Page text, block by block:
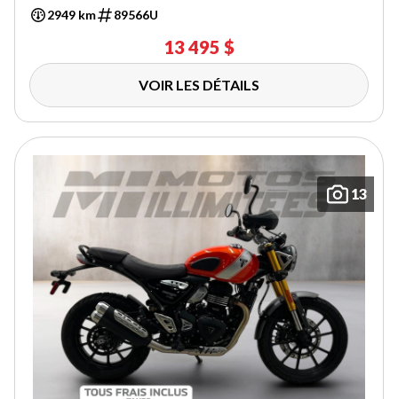
2949 km 89566U
13 495 $
VOIR LES DÉTAILS
13